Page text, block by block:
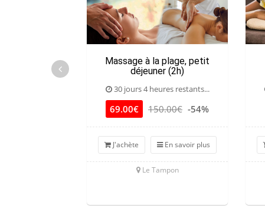
Massage à la plage, petit
déjeuner (2h)
30 jours 4 heures restants...
69.00€ 150.00€ -54%
J'achète En savoir plus
Le Tampon